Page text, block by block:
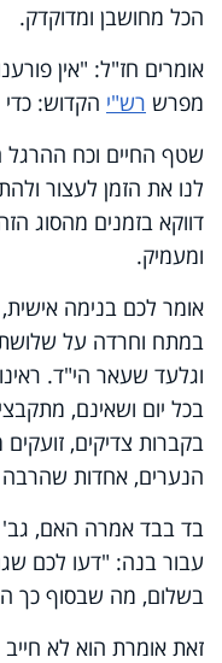
הכל מחושבן ומדוקדק.
אומרים חז"ל: "אין
מפרש רש"י הקדוש: כדי
שטף החיים וכח
לנו את הזמן לעצור
דווקא בזמנים מהסוג
ומעמיק.
אומר לכם בנימה
במתח וחרדה על שלושת
וגלעד שעאר הי"ד.
בכל יום ושאינם,
בקברות צדיקים,
הנערים, אחדות
בד בבד אמרה האם, גב'
עבור בנה: "דעו לכם
בשלום, מה שבסוף כך
זאת אומרת הוא לא